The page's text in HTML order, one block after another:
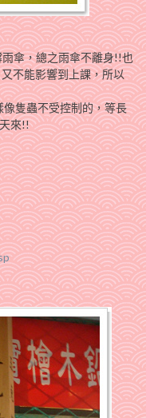
傘，總之雨傘不離身!!也
不能影響到上課，所以
隻蟲不受控制的，等長
來!!